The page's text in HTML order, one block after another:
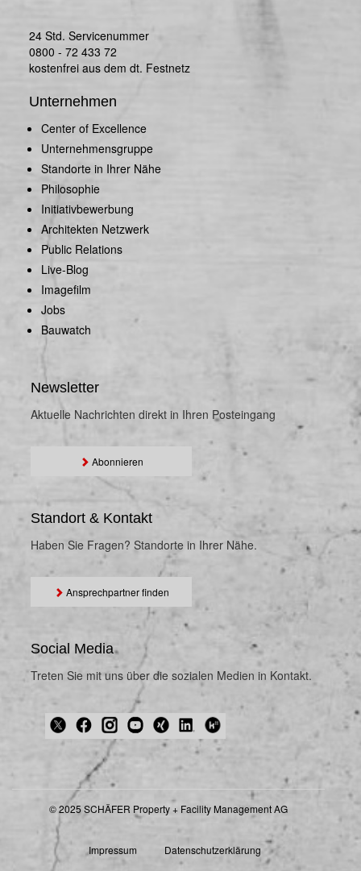
24 Std. Servicenummer
0800 - 72 433 72
kostenfrei aus dem dt. Festnetz
Unternehmen
Center of Excellence
Unternehmensgruppe
Standorte in Ihrer Nähe
Philosophie
Initiativbewerbung
Architekten Netzwerk
Public Relations
Live-Blog
Imagefilm
Jobs
Bauwatch
Newsletter
Aktuelle Nachrichten direkt in Ihren Posteingang
Abonnieren
Standort & Kontakt
Haben Sie Fragen? Standorte in Ihrer Nähe.
Ansprechpartner finden
Social Media
Treten Sie mit uns über die sozialen Medien in Kontakt.
© 2025 SCHÄFER Property + Facility Management AG
Impressum Datenschutzerklärung